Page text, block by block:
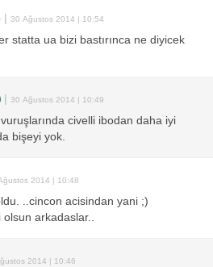
| 30 Ağustos 2014 | 10:54
statta ua bizi bastırınca ne diyicek
| 30 Ağustos 2014 | 10:49
civelli ibodan daha iyi
bişeyi yok.
2014 | 10:48
..cincon acisindan yani ;)
arkadaslar..
2014 | 10:46